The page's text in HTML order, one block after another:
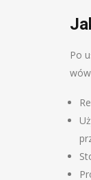
Po